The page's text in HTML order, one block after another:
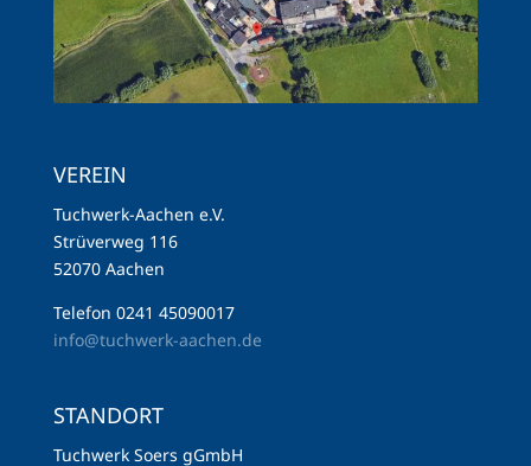
VEREIN
Tuchwerk-Aachen e.V.
Strüverweg 116
52070 Aachen
Telefon 0241 45090017
info@tuchwerk-aachen.de
STANDORT
Tuchwerk Soers gGmbH